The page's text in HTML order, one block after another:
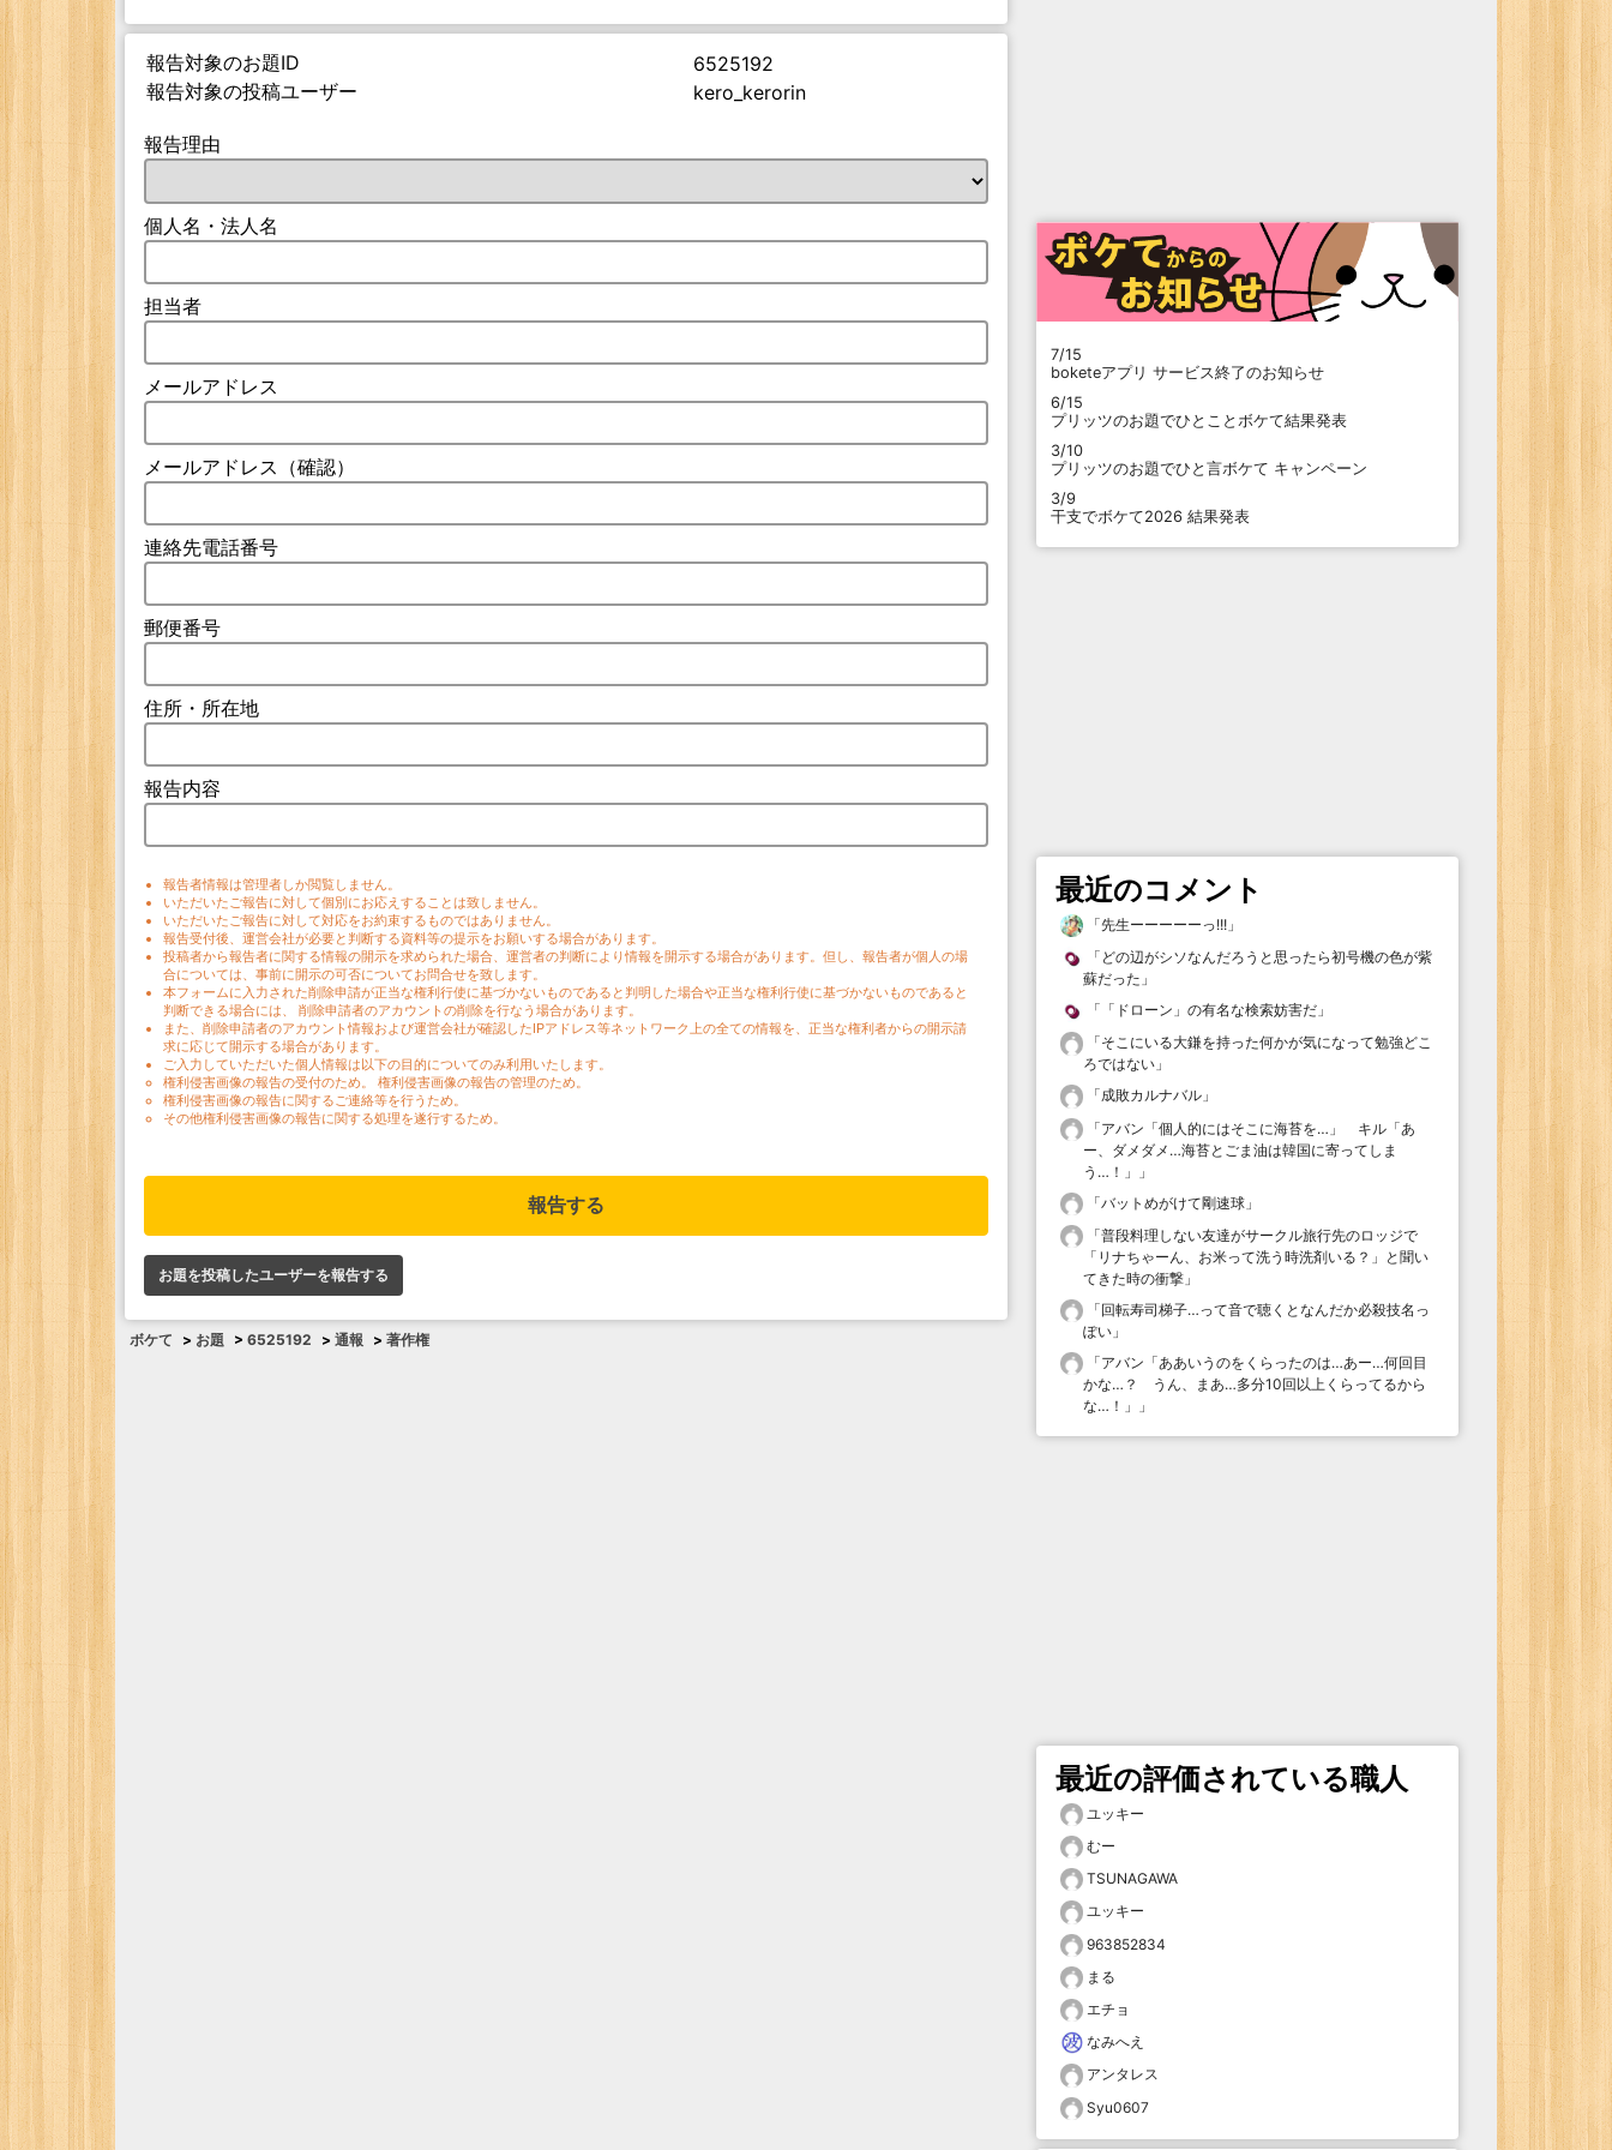
報告対象のお題ID
6525192
報告対象の投稿ユーザー
kero_kerorin
報告理由
個人名・法人名
担当者
メールアドレス
メールアドレス（確認）
連絡先電話番号
郵便番号
住所・所在地
報告内容
報告者情報は管理者しか閲覧しません。
いただいたご報告に対して個別にお応えすることは致しません。
いただいたご報告に対して対応をお約束するものではありません。
報告受付後、運営会社が必要と判断する資料等の提示をお願いする場合があります。
投稿者から報告者に関する情報の開示を求められた場合、運営者の判断により情報を開示する場合があります。但し、報告者が個人の場
合については、事前に開示の可否についてお問合せを致します。
本フォームに入力された削除申請が正当な権利行使に基づかないものであると判明した場合や正当な権利行使に基づかないものであると
判断できる場合には、 削除申請者のアカウントの削除を行なう場合があります。
また、削除申請者のアカウント情報および運営会社が確認したIPアドレス等ネットワーク上の全ての情報を、正当な権利者からの開示請
求に応じて開示する場合があります。
ご入力していただいた個人情報は以下の目的についてのみ利用いたします。
権利侵害画像の報告の受付のため。 権利侵害画像の報告の管理のため。
権利侵害画像の報告に関するご連絡等を行うため。
その他権利侵害画像の報告に関する処理を遂行するため。
報告する
お題を投稿したユーザーを報告する
ボケて > お題 > 6525192 > 通報 > 著作権
7/15
boketeアプリ サービス終了のお知らせ
6/15
プリッツのお題でひとことボケて結果発表
3/10
プリッツのお題でひと言ボケて キャンペーン
3/9
干支でボケて2026 結果発表
最近のコメント
「先生ーーーーーっ!!! 」
「 どの辺がシソなんだろうと思ったら初号機の色が紫
蘇だった 」
「 「ドローン」の有名な検索妨害だ 」
「そこにいる大鎌を持った何かが気になって勉強どこ
ろではない 」
「成敗カルナバル 」
「アバン「個人的にはそこに海苔を…」 キル「あ
ー、ダメダメ…海苔とごま油は韓国に寄ってしま
う…！」
」
「バットめがけて剛速球 」
「普段料理しない友達がサークル旅行先のロッジで
「リナちゃーん、お米って洗う時洗剤いる？」と聞い
てきた時の衝撃 」
「回転寿司梯子…って音で聴くとなんだか必殺技名っ
ぽい 」
「アバン「ああいうのをくらったのは…あー…何回目
かな…？ うん、まあ…多分10回以上くらってるから
な…！」
」
最近の評価されている職人
ユッキー
むー
TSUNAGAWA
ユッキー
963852834
まる
エチョ
なみへえ
アンタレス
Syu0607